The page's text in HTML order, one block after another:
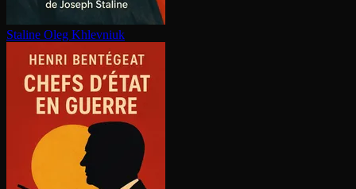
Staline Oleg Khlevniuk